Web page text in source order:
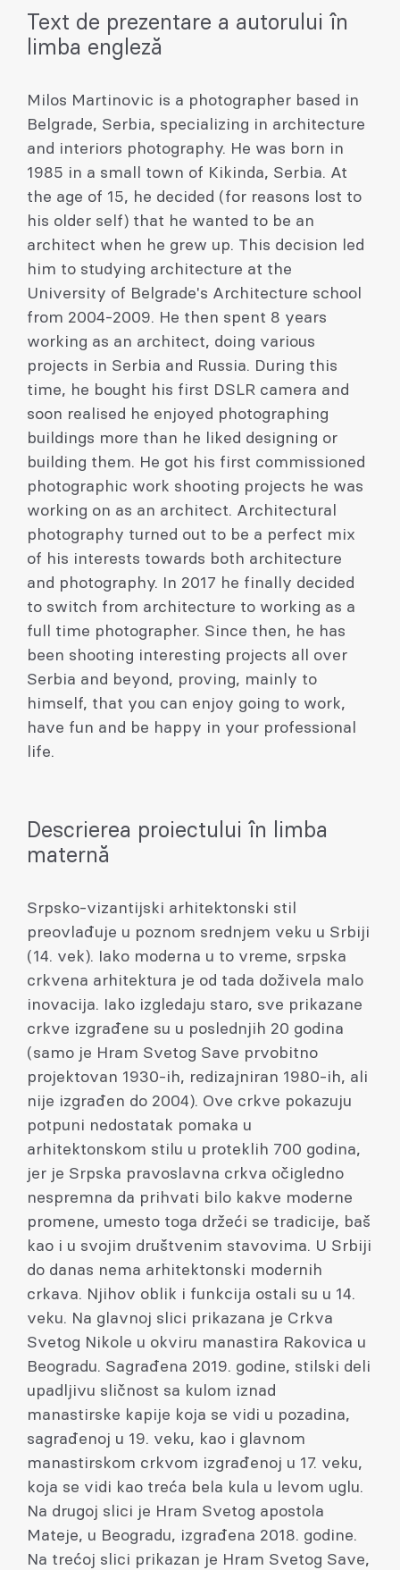
Text de prezentare a autorului în
limba engleză
Milos Martinovic is a photographer based in
Belgrade, Serbia, specializing in architecture
and interiors photography. He was born in
1985 in a small town of Kikinda, Serbia. At
the age of 15, he decided (for reasons lost to
his older self) that he wanted to be an
architect when he grew up. This decision led
him to studying architecture at the
University of Belgrade's Architecture school
from 2004-2009. He then spent 8 years
working as an architect, doing various
projects in Serbia and Russia. During this
time, he bought his first DSLR camera and
soon realised he enjoyed photographing
buildings more than he liked designing or
building them. He got his first commissioned
photographic work shooting projects he was
working on as an architect. Architectural
photography turned out to be a perfect mix
of his interests towards both architecture
and photography. In 2017 he finally decided
to switch from architecture to working as a
full time photographer. Since then, he has
been shooting interesting projects all over
Serbia and beyond, proving, mainly to
himself, that you can enjoy going to work,
have fun and be happy in your professional
life.
Descrierea proiectului în limba
maternă
Srpsko-vizantijski arhitektonski stil
preovlađuje u poznom srednjem veku u Srbiji
(14. vek). Iako moderna u to vreme, srpska
crkvena arhitektura je od tada doživela malo
inovacija. Iako izgledaju staro, sve prikazane
crkve izgrađene su u poslednjih 20 godina
(samo je Hram Svetog Save prvobitno
projektovan 1930-ih, redizajniran 1980-ih, ali
nije izgrađen do 2004). Ove crkve pokazuju
potpuni nedostatak pomaka u
arhitektonskom stilu u proteklih 700 godina,
jer je Srpska pravoslavna crkva očigledno
nespremna da prihvati bilo kakve moderne
promene, umesto toga držeći se tradicije, baš
kao i u svojim društvenim stavovima. U Srbiji
do danas nema arhitektonski modernih
crkava. Njihov oblik i funkcija ostali su u 14.
veku. Na glavnoj slici prikazana je Crkva
Svetog Nikole u okviru manastira Rakovica u
Beogradu. Sagrađena 2019. godine, stilski deli
upadljivu sličnost sa kulom iznad
manastirske kapije koja se vidi u pozadina,
sagrađenoj u 19. veku, kao i glavnom
manastirskom crkvom izgrađenoj u 17. veku,
koja se vidi kao treća bela kula u levom uglu.
Na drugoj slici je Hram Svetog apostola
Mateje, u Beogradu, izgrađena 2018. godine.
Na trećoj slici prikazan je Hram Svetog Save,